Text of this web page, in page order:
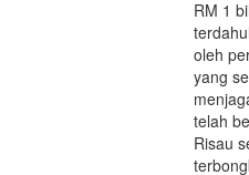
RM 1
oleh
yang
telah
Risau